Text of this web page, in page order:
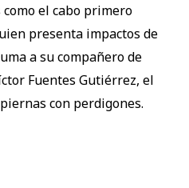
el cabo primero
presenta impactos de
a su compañero de
Fuentes Gutiérrez, el
con perdigones.